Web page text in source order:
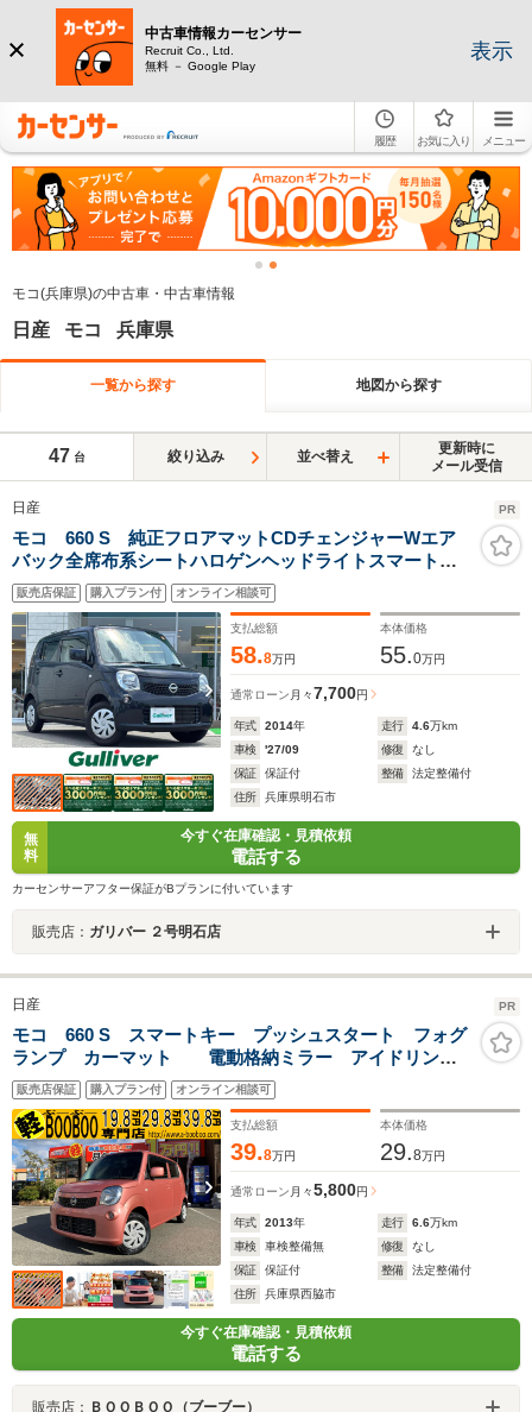
中古車情報カーセンサー
Recruit Co., Ltd.
無料 － Google Play
表示
履歴 お気に入り メニュー
モコ(兵庫県)の中古車・中古車情報
日産 モコ 兵庫県
一覧から探す 地図から探す
47 台 絞り込み 並べ替え
更新時に
メール受信
日産 PR
モコ 660 S 純正フロアマットCDチェンジャーWエア
バック全席布系シートハロゲンヘッドライトスマートキ
ースペアキーアイドリングストップワンオーナー取扱説
明書付きABS禁煙車ガソリン車エンジンスタートボタン
保証書
販売店保証 購入プラン付 オンライン相談可
支払総額
58.8万円
本体価格
55.0万円
通常ローン 月々7,700円
年式 2014年 走行 4.6万km
車検
'27/09 修復
なし
保証
保証付 整備
法定整備付
住所
兵庫県明石市
無
料
今すぐ在庫確認・見積依頼
電話する
カーセンサーアフター保証がBプランに付いています
販売店： ガリバー ２号明石店
日産 PR
モコ 660 S スマートキー プッシュスタート フォグ
ランプ カーマット 電動格納ミラー アイドリング
ストップ車 ブラウンシート ヘッドライトレベライザ
ー ABS 盗難防止装置付 エアコン パワステ
販売店保証 購入プラン付 オンライン相談可
支払総額
39.8万円
本体価格
29.8万円
通常ローン 月々5,800円
年式 2013年 走行 6.6万km
車検
車検整備無 修復
なし
保証
保証付 整備
法定整備付
住所
兵庫県西脇市
今すぐ在庫確認・見積依頼
電話する
販売店： ＢＯＯＢＯＯ（ブーブー）